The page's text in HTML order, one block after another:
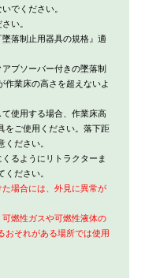
でください。
い。
落制止用器具の規格』適
ブソーバー付きの墜落制
作業床の高さを超えないよ
使用する場合、作業床高
をご使用ください。落下距
ださい。
るようにリトラクターま
ださい。
場合には、外見に異常が
燃性ガスや可燃性液体の
おそれがある場所では使用